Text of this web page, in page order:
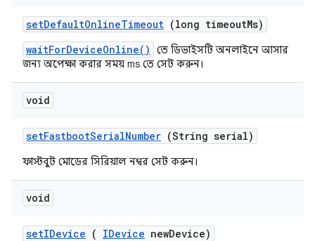
setDefaultOnlineTimeout (long timeoutMs)
waitForDeviceOnline()
তে ডিভাইসটি অনলাইনে আসার
জন্য অপেক্ষা করার সময় ms তে সেট করুন।
void
setFastbootSerialNumber (String serial)
ফাস্টবুট মোডের সিরিয়াল নম্বর সেট করুন।
void
setIDevice ( IDevice newDevice)